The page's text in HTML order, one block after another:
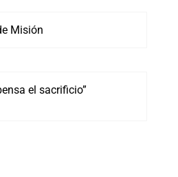
Misión
el sacrificio”